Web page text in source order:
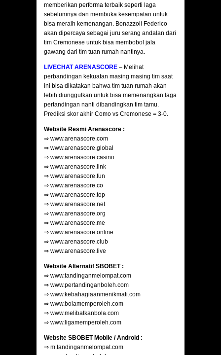
memberikan performa terbaik seperti laga
sebelumnya dan membuka kesempatan untuk
bisa meraih kemenangan. Bonazzoli Federico
akan dipercaya sebagai juru serang andalan dari
tim Cremonese untuk bisa membobol jala
gawang dari tim tuan rumah nantinya.
LIVECHAT ARENASCORE – Melihat
perbandingan kekuatan masing masing tim saat
ini bisa dikatakan bahwa tim tuan rumah akan
lebih diunggulkan untuk bisa memenangkan laga
pertandingan nanti dibandingkan tim tamu.
Prediksi skor akhir Como vs Cremonese = 3-0.
Website Resmi Arenascore :
⇒ www.arenascore.com
⇒ www.arenascore.global
⇒ www.arenascore.casino
⇒ www.arenascore.link
⇒ www.arenascore.fun
⇒ www.arenascore.co
⇒ www.arenascore.top
⇒ www.arenascore.net
⇒ www.arenascore.org
⇒ www.arenascore.me
⇒ www.arenascore.online
⇒ www.arenascore.club
⇒ www.arenascore.live
Website Alternatif SBOBET :
⇒ www.tandinganmelompat.com
⇒ www.pertandinganboleh.com
⇒ www.kebahagiaanmenikmati.com
⇒ www.bolamemperoleh.com
⇒ www.melibatkanbola.com
⇒ www.ligamemperoleh.com
Website SBOBET Mobile / Android :
⇒ m.tandinganmelompat.com